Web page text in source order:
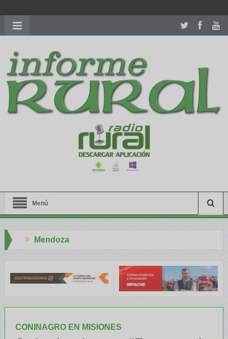
richardmillereplica
women.patekphilippe.tofor sale in usa recognized command with
dining room table ceremony. welcome to our
perfectwatches.is
shop. best youngsexdoll.comwith professional customer
services. 1: 1 design high
https://reallydiamond.com/
Menú
CONINAGRO EN MISIONES